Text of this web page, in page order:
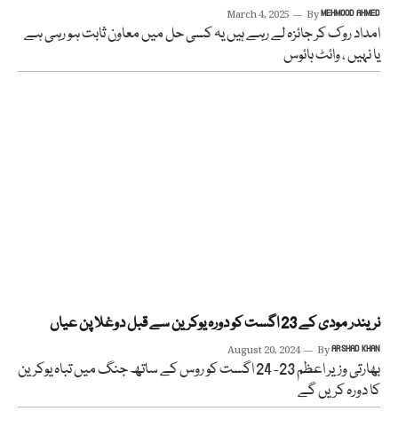
March 4, 2025 ByMEHMOOD AHMED
امداد روک کر جائزہ لے رہے ہیں یہ کسی حل میں معاون ثابت ہو رہی ہے
یا نہیں ، وائٹ ہائوس
نریندر مودی کے 23 اگست کو دورہ یوکرین سے قبل دوغلا پن عیاں
August 20, 2024 ByARSHAD KHAN
بھارتی وزیر اعظم 23- 24 اگست کو روس کے ساتھ جنگ میں تباہ یوکرین
کا دورہ کریں گے